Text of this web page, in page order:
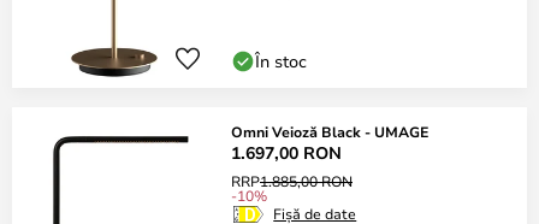
În stoc
Omni Veioză Black - UMAGE
1.697,00 RON
RRP1.885,00 RON
-10%
Fișă de date